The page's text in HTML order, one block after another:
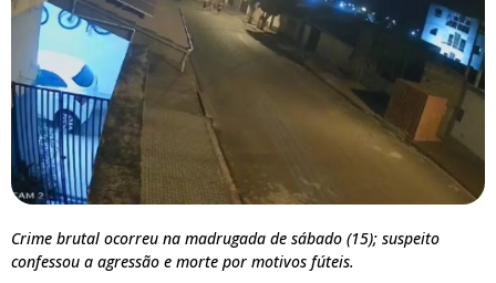
Crime brutal ocorreu na madrugada de sábado (15); suspeito
confessou a agressão e morte por motivos fúteis.